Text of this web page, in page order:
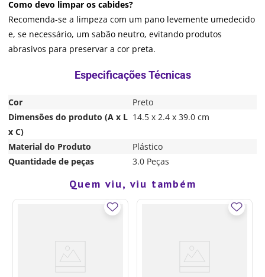
Como devo limpar os cabides?
Recomenda-se a limpeza com um pano levemente umedecido
e, se necessário, um sabão neutro, evitando produtos
abrasivos para preservar a cor preta.
Cor
Preto
Dimensões do produto (A x L
x C)
14.5 x 2.4 x 39.0 cm
Material do Produto
Plástico
Quantidade de peças
3.0 Peças
Quem viu, viu também